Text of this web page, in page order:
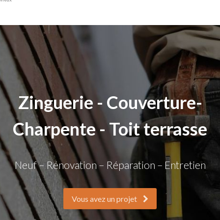
Zinguerie - Couverture-
Charpente - Toit terrasse
Neuf – Rénovation – Réparation – Entretien
Vous avez un projet